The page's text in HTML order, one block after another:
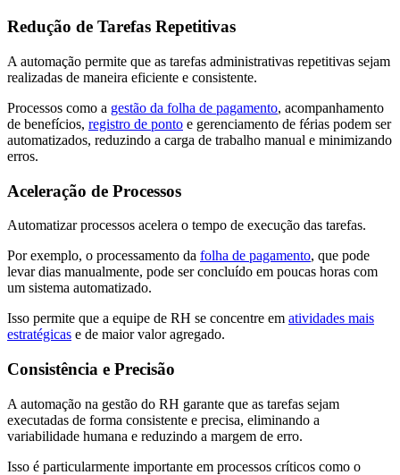
Redução de Tarefas Repetitivas
A automação permite que as tarefas administrativas repetitivas sejam
realizadas de maneira eficiente e consistente.
Processos como a gestão da folha de pagamento, acompanhamento
de benefícios, registro de ponto e gerenciamento de férias podem ser
automatizados, reduzindo a carga de trabalho manual e minimizando
erros.
Aceleração de Processos
Automatizar processos acelera o tempo de execução das tarefas.
Por exemplo, o processamento da folha de pagamento, que pode
levar dias manualmente, pode ser concluído em poucas horas com
um sistema automatizado.
Isso permite que a equipe de RH se concentre em atividades mais
estratégicas e de maior valor agregado.
Consistência e Precisão
A automação na gestão do RH garante que as tarefas sejam
executadas de forma consistente e precisa, eliminando a
variabilidade humana e reduzindo a margem de erro.
Isso é particularmente importante em processos críticos como o